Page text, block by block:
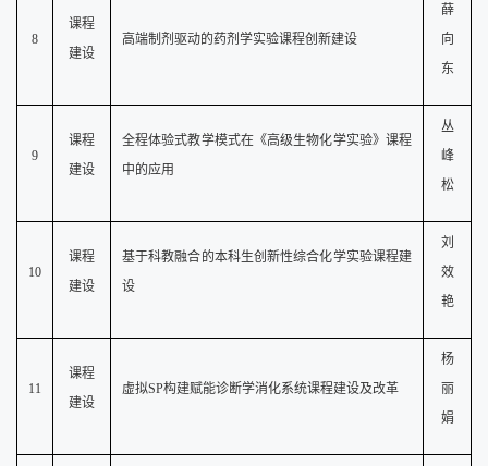
8
课程
建设
高端制剂驱动的药剂学实验课程创新建设
薛
向
东
9
课程
建设
全程体验式教学模式在《高级生物化学实验》课程
中的应用
丛
峰
松
10
课程
建设
基于科教融合的本科生创新性综合化学实验课程建
设
刘
效
艳
11
课程
建设
虚拟SP构建赋能诊断学消化系统课程建设及改革
杨
丽
娟